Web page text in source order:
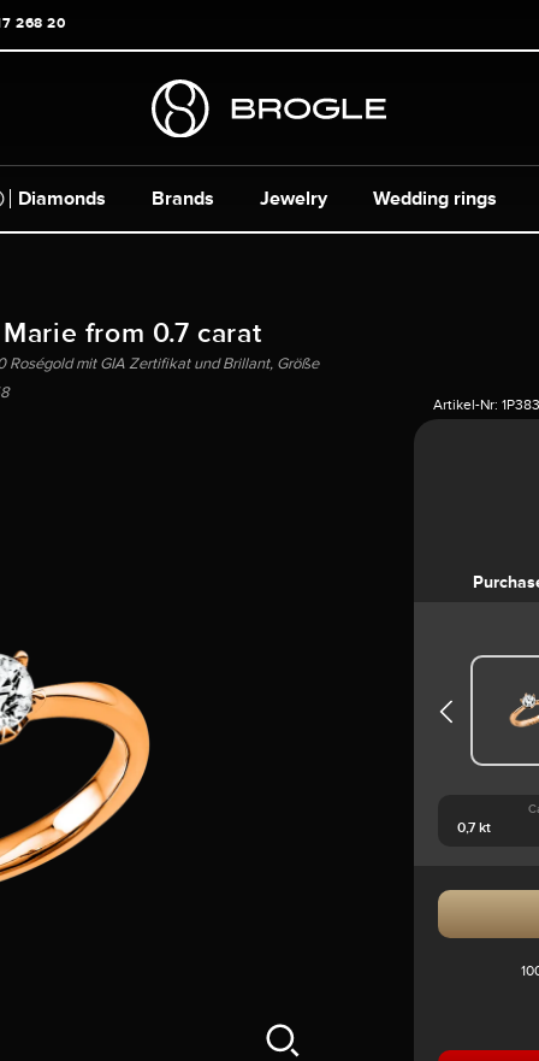
268 20
Diamonds Brands Jewelry Wedding rings
from 0.7 carat
Roségold mit GIA Zertifikat und Brillant, Größe
Artikel-Nr: